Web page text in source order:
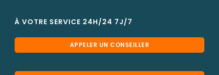
À VOTRE SERVICE 24H/24 7J/7
APPELER UN CONSEILLER